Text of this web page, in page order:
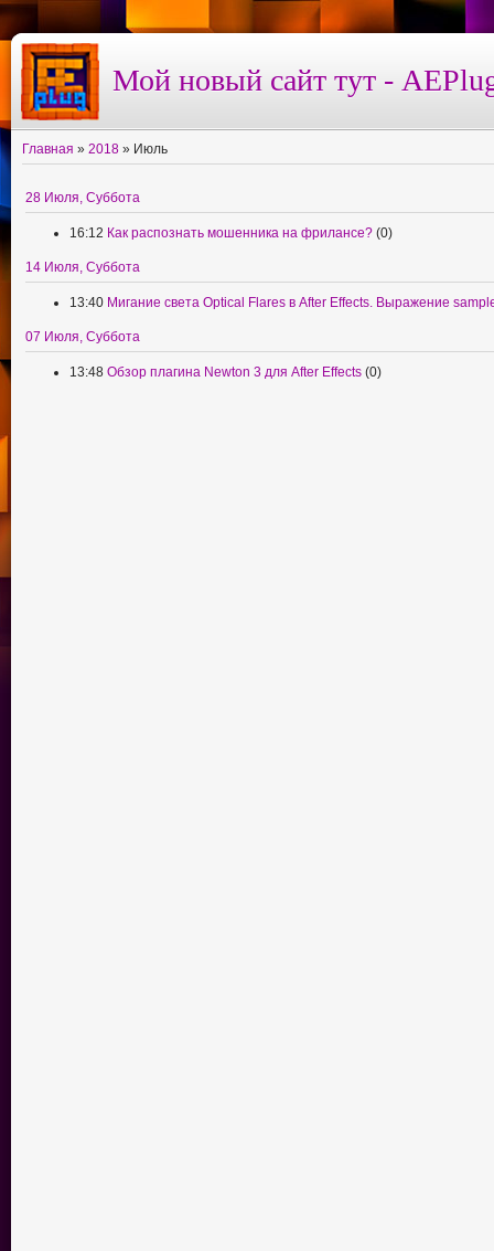
Мой новый сайт тут -
Главная » 2018 » Июль
28 Июля, Суббота
16:12 Как распознать мошенника на фрилансе? (0)
14 Июля, Суббота
13:40 Мигание света Optical Flares в After Effects. Выражение
07 Июля, Суббота
13:48 Обзор плагина Newton 3 для After Effects (0)